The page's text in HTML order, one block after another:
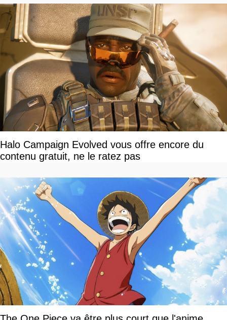
Halo Campaign Evolved vous offre encore du
contenu gratuit, ne le ratez pas